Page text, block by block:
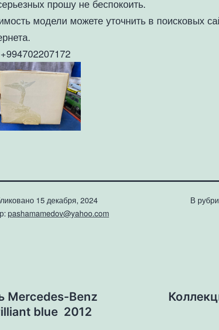
прошу не беспокоить.
модели можете уточнить в поисковых
15 декабря, 2024
pashamamedov@yahoo.com
В
Mercedes-Benz
blue 2012